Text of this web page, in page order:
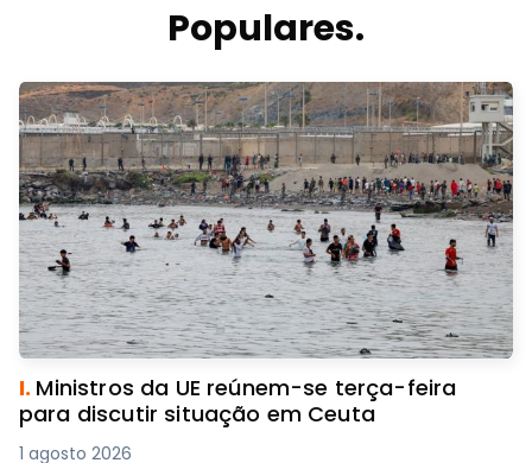
Populares.
I. Ministros da UE reúnem-se terça-feira
para discutir situação em Ceuta
1 agosto 2026